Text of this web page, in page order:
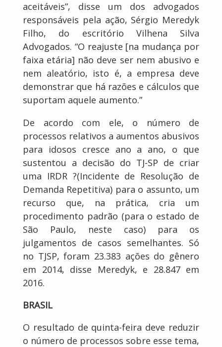
aceitáveis”, disse um dos advogados
responsáveis pela ação, Sérgio Meredyk
Filho, do escritório Vilhena Silva
Advogados. “O reajuste [na mudança por
faixa etária] não deve ser nem abusivo e
nem aleatório, isto é, a empresa deve
demonstrar que há razões e cálculos que
suportam aquele aumento.”
De acordo com ele, o número de
processos relativos a aumentos abusivos
para idosos cresce ano a ano, o que
sustentou a decisão do TJ-SP de criar
uma IRDR ?(Incidente de Resolução de
Demanda Repetitiva) para o assunto, um
recurso que, na prática, cria um
procedimento padrão (para o estado de
São Paulo, neste caso) para os
julgamentos de casos semelhantes. Só
no TJSP, foram 23.383 ações do gênero
em 2014, disse Meredyk, e 28.847 em
2016.
BRASIL
O resultado de quinta-feira deve reduzir
o número de processos sobre esse tema,